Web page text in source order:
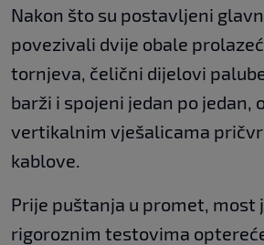
Nakon što su postavljeni
povezivali dvije obale
tornjeva, čelični dijelovi
barži i spojeni jedan po jedan,
vertikalnim vješalicama
kablove.
Prije puštanja u promet, most
rigoroznim testovima